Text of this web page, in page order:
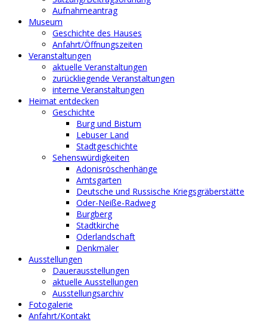
Aufnahmeantrag
Museum
Geschichte des Hauses
Anfahrt/Öffnungszeiten
Veranstaltungen
aktuelle Veranstaltungen
zurückliegende Veranstaltungen
interne Veranstaltungen
Heimat entdecken
Geschichte
Burg und Bistum
Lebuser Land
Stadtgeschichte
Sehenswürdigkeiten
Adonisröschenhänge
Amtsgarten
Deutsche und Russische Kriegsgräberstätte
Oder-Neiße-Radweg
Burgberg
Stadtkirche
Oderlandschaft
Denkmäler
Ausstellungen
Dauerausstellungen
aktuelle Ausstellungen
Ausstellungsarchiv
Fotogalerie
Anfahrt/Kontakt